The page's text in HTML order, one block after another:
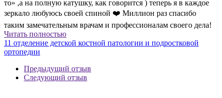
то» ,а на полную катушку, как говорится ) теперь я в каждое
зеркало любуюсь своей спиной ❤️ Миллион раз спасибо
таким замечательным врачам и профессионалам своего дела!
Читать полностью
11 отделение детской костной патологии и подростковой
ортопедии
Предыдущий отзыв
Следующий отзыв